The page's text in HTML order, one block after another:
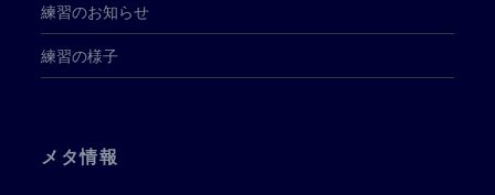
練習のお知らせ
練習の様子
メタ情報